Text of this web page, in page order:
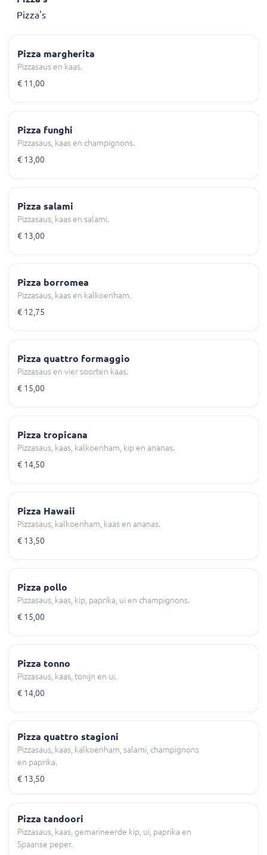
Pizza's
Pizza margherita
Pizzasaus en kaas.
€ 11,00
Pizza funghi
Pizzasaus, kaas en champignons.
€ 13,00
Pizza salami
Pizzasaus, kaas en salami.
€ 13,00
Pizza borromea
Pizzasaus, kaas en kalkoenham.
€ 12,75
Pizza quattro formaggio
Pizzasaus en vier soorten kaas.
€ 15,00
Pizza tropicana
Pizzasaus, kaas, kalkoenham, kip en ananas.
€ 14,50
Pizza Hawaii
Pizzasaus, kalkoenham, kaas en ananas.
€ 13,50
Pizza pollo
Pizzasaus, kaas, kip, paprika, ui en champignons.
€ 15,00
Pizza tonno
Pizzasaus, kaas, tonijn en ui.
€ 14,00
Pizza quattro stagioni
Pizzasaus, kaas, kalkoenham, salami, champignons
en paprika.
€ 13,50
Pizza tandoori
Pizzasaus, kaas, gemarineerde kip, ui, paprika en
Spaanse peper.